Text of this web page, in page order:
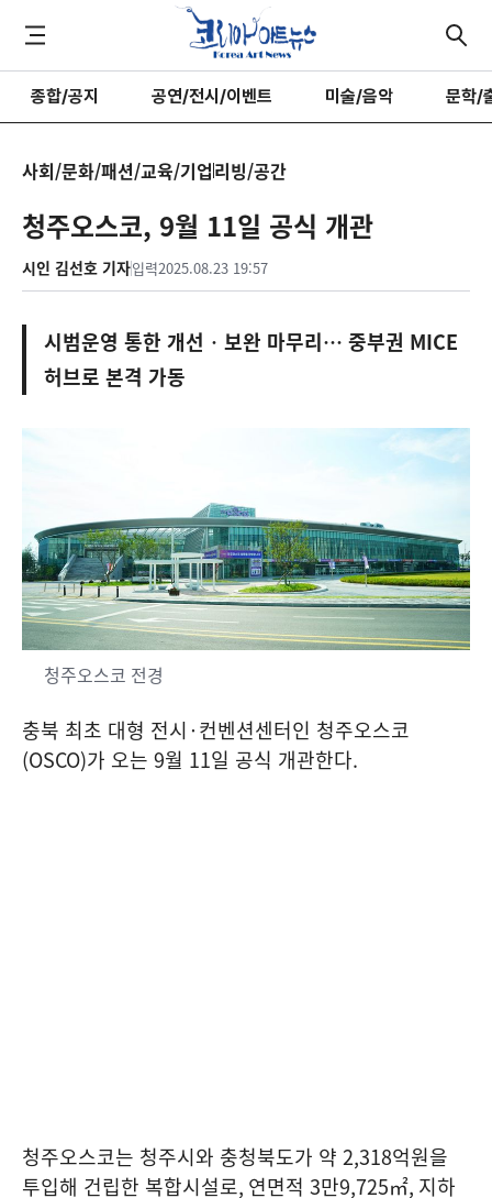
종합/공지 공연/전시/이벤트 미술/음악 문학/
사회/문화/패션/교육/기업리빙/공간
청주오스코, 9월 11일 공식 개관
시인 김선호 기자입력2025.08.23 19:57
시범운영 통한 개선‧보완 마무리… 중부권 MICE
허브로 본격 가동
청주오스코 전경
충북 최초 대형 전시·컨벤션센터인 청주오스코
(OSCO)가 오는 9월 11일 공식 개관한다.
청주오스코는 청주시와 충청북도가 약 2,318억원을
투입해 건립한 복합시설로, 연면적 3만9,725㎡, 지하